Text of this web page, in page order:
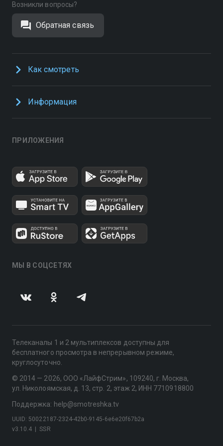
Возникли вопросы?
Обратная связь
Как смотреть
Информация
ПРИЛОЖЕНИЯ
МЫ В СОЦСЕТЯХ
Телеканалы 1 и 2 мультиплексов доступны для
бесплатного просмотра в непрерывном режиме,
круглосуточно.
© 2014 — 2026, ООО «ЛайфСтрим», 109240, г. Москва,
ул. Николоямская, д. 13, стр. 2, этаж 2, ИНН 7710918800
Поддержка: help@smotreshka.tv
v3.10.4 SSR
UUID: 50022187-2324-42b0-9145-6e6e20f67b2a